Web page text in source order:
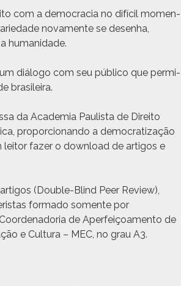
com a democ­ra­cia no difí­cil momen­
nova­mente se desen­ha,
humanidade.
diál­o­go com seu públi­co que per­mi­
brasileira.
da Acad­e­mia Paulista de Dire­ito
pro­por­cio­nan­do a democ­ra­ti­za­ção
leitor faz­er o down­load de arti­gos e
(Dou­ble-Blind Peer Review),
for­ma­do somente por
de Aper­feiçoa­men­to de
e Cul­tura – MEC, no grau A3.